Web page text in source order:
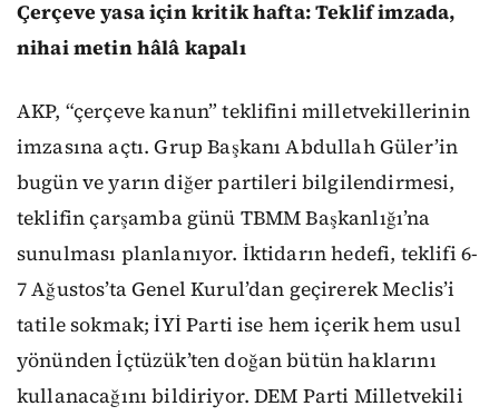
Çerçeve yasa için kritik hafta: Teklif imzada,
nihai metin hâlâ kapalı
AKP, “çerçeve kanun” teklifini milletvekillerinin
imzasına açtı. Grup Başkanı Abdullah Güler’in
bugün ve yarın diğer partileri bilgilendirmesi,
teklifin çarşamba günü TBMM Başkanlığı’na
sunulması planlanıyor. İktidarın hedefi, teklifi 6-
7 Ağustos’ta Genel Kurul’dan geçirerek Meclis’i
tatile sokmak; İYİ Parti ise hem içerik hem usul
yönünden İçtüzük’ten doğan bütün haklarını
kullanacağını bildiriyor. DEM Parti Milletvekili